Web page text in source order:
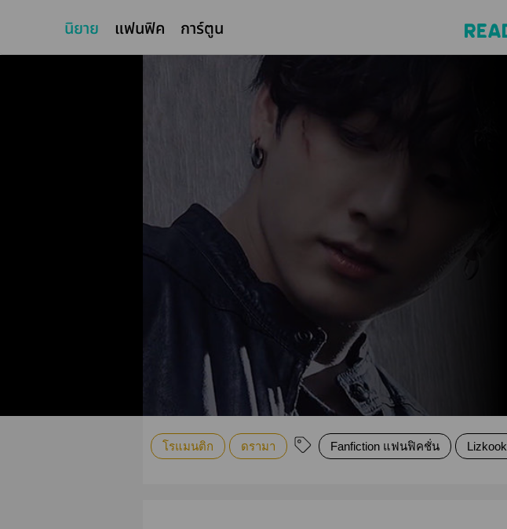
นิยาย แฟนฟิค การ์ตูน
โรแมนติก ดรามา Fanfiction แฟนฟิคชั่น Lizkook